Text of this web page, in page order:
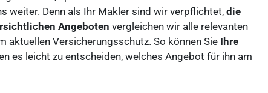
weiter. Denn als Ihr Makler sind wir verpflichtet,die
Angeboten vergleichen wir alle relevanten
aktuellen Versicherungsschutz. So können Sie Ihre
es leicht zu entscheiden, welches Angebot für ihn am